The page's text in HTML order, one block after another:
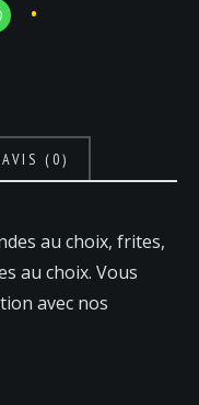
Cliquez
pour
AVIS (0)
au choix, frites,
au choix. Vous
avec nos